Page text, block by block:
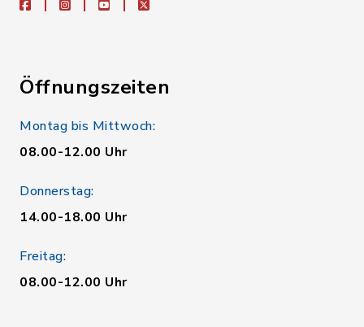
facebookinstagramyoutubeX
Öffnungszeiten
Montag bis Mittwoch:
08.00-12.00 Uhr
Donnerstag:
14.00-18.00 Uhr
Freitag:
08.00-12.00 Uhr